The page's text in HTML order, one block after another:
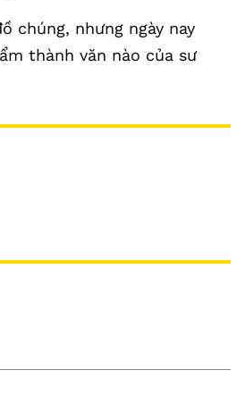
chúng, nhưng ngày nay
thành văn nào của sư